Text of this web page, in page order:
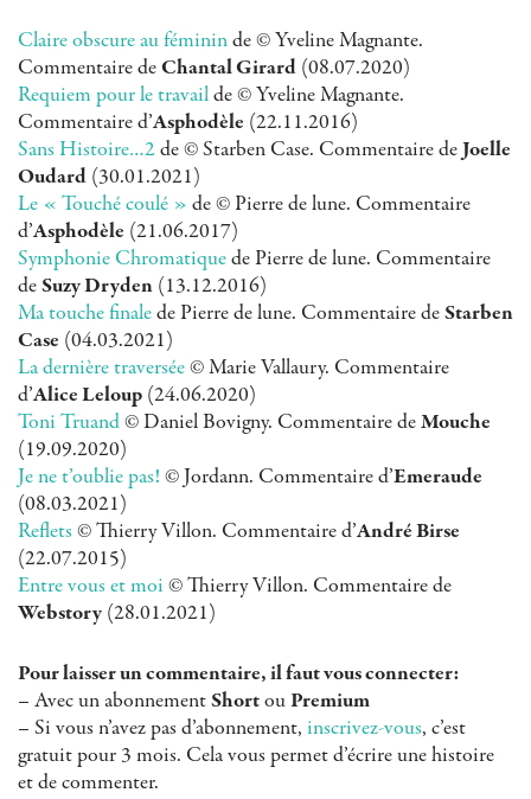
Claire obscure au fémininde © Yveline Magnante.
Commentaire deChantal Girard (08.07.2020)
Requiem pour le travailde © Yveline Magnante.
Commentaire d’Asphodèle (22.11.2016)
Sans Histoire…2de © Starben Case. Commentaire deJoelle
Oudard (30.01.2021)
Le « Touché coulé » de © Pierre de lune. Commentaire
d’Asphodèle (21.06.2017)
Symphonie Chromatiquede Pierre de lune. Commentaire
deSuzy Dryden (13.12.2016)
Ma touche finalede Pierre de lune. Commentaire deStarben
Case (04.03.2021)
La dernière traversée© Marie Vallaury. Commentaire
d’Alice Leloup (24.06.2020)
Toni Truand© Daniel Bovigny. Commentaire deMouche
(19.09.2020)
Je ne t’oublie pas! © Jordann. Commentaire d’Emeraude
(08.03.2021)
Reflets © Thierry Villon. Commentaire d’André Birse
(22.07.2015)
Entre vous et moi © Thierry Villon. Commentaire de
Webstory (28.01.2021)
Pour laisser un commentaire, il faut vous connecter:
– Avec un abonnementShortouPremium
– Si vous n’avez pas d’abonnement, inscrivez-vous, c’est
gratuit pour 3 mois. Cela vous permet d’écrire une histoire
et de commenter.